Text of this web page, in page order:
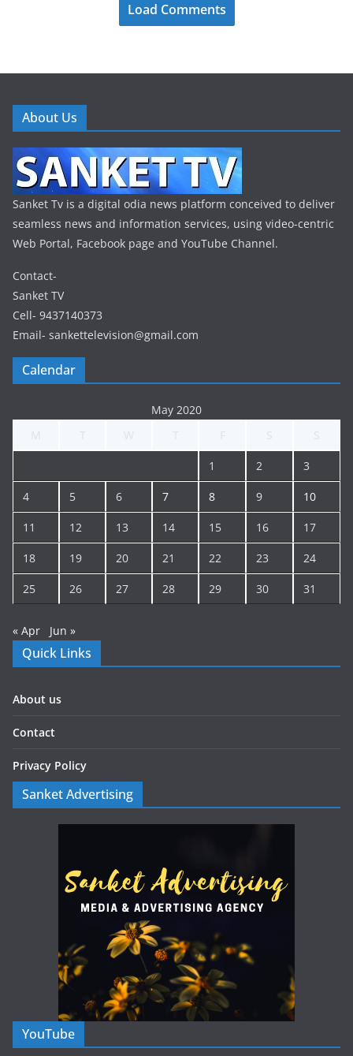
Load Comments
About Us
Sanket Tv is a digital odia news platform conceived to deliver
seamless news and information services, using video-centric
Web Portal, Facebook page and YouTube Channel.
Contact-
Sanket TV
Cell- 9437140373
Email- sankettelevision@gmail.com
Calendar
May 2020
1 2 3
4 5 6 7 8 9 10
11 12 13 14 15 16 17
18 19 20 21 22 23 24
25 26 27 28 29 30 31
« Apr Jun »
Quick Links
About us
Contact
Privacy Policy
Sanket Advertising
YouTube